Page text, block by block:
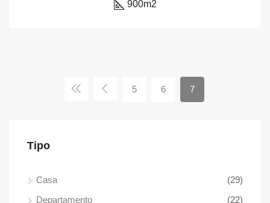
900m2
5 6 7
Tipo
Casa
(29)
Departamento
(22)